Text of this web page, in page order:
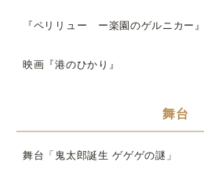
『ペリリュー ー楽園のゲルニカー』
映画『港のひかり』
舞台
舞台「鬼太郎誕生 ゲゲゲの謎」